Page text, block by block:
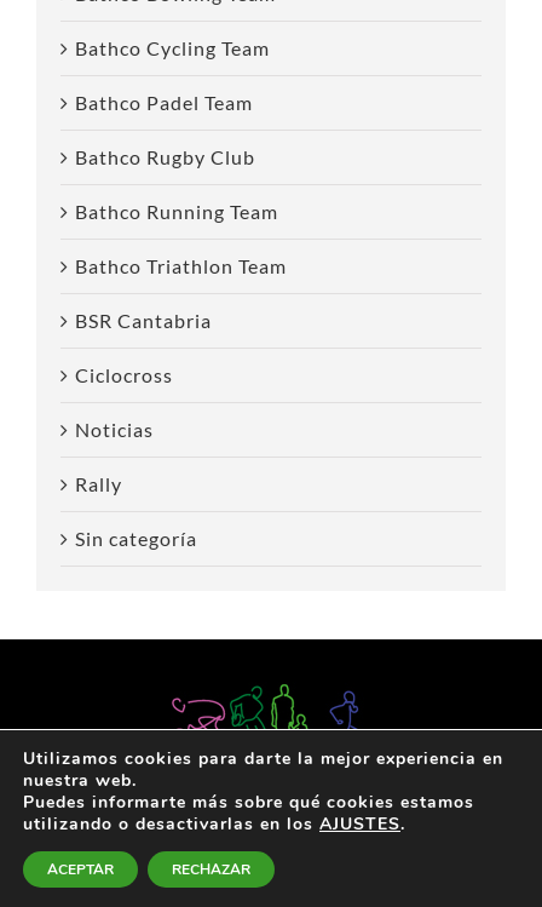
Bathco Cycling Team
Bathco Padel Team
Bathco Rugby Club
Bathco Running Team
Bathco Triathlon Team
BSR Cantabria
Ciclocross
Noticias
Rally
Sin categoría
Política de privacidad |
Utilizamos cookies para darte la mejor experiencia en
nuestra web.
Puedes informarte más sobre qué cookies estamos
utilizando o desactivarlas en los AJUSTES.
ACEPTAR RECHAZAR